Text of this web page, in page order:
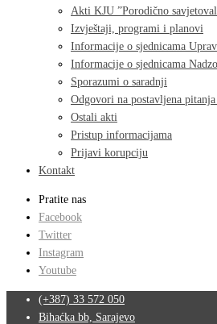
Akti KJU ”Porodično
Izvještaji, programi i planovi
Informacije o sjednicama
Informacije o sjednicama
Sporazumi o saradnji
Odgovori na postavljena
Ostali akti
Pristup informacijama
Prijavi korupciju
Kontakt
Pratite nas
Facebook
Twitter
Instagram
Youtube
(+387) 33 572 050
Bihaćka bb, Sarajevo